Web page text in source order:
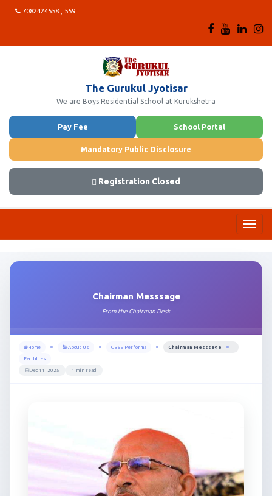
7082424558 , 559
The Gurukul Jyotisar
We are Boys Residential School at Kurukshetra
Pay Fee School Portal
Mandatory Public Disclosure
Registration Closed
Chairman Messsage
From the Chairman Desk
Home About Us CBSE Performa Chairman Messsage
Facilities
Dec 11, 2025 1 min read